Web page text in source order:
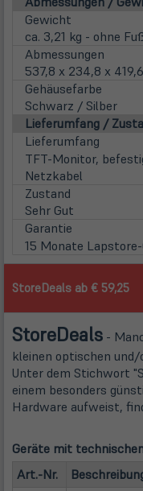
Gewicht
ca. 3,21 kg - ohne
Abmessungen
537,8 x 234,8 x
Gehäusefarbe
Schwarz / Silber
Lieferumfang /
Lieferumfang
TFT-Monitor,
Netzkabel
Zustand
Sehr Gut
Garantie
15 Monate
StoreDeals ab € 59,25
StoreDeals -
kleinen optischen
Unter dem Stichwort
einem besonders
Hardware aufweist,
Geräte mit
Art.-Nr.